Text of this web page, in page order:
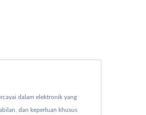
dalam elektronik yang
dan keperluan khusus